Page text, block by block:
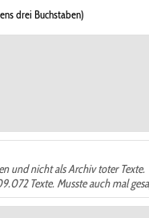
drei Buchstaben)
nicht als Archiv toter
Texte. Musste auch mal